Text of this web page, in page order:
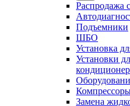
Распродажа
Подъемники
ШБО
Установка
Установки
Замена